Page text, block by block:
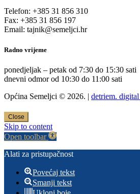
Telefon: +385 31 856 310
Fax: +385 31 856 197
Email: tajnik@semeljci.hr
Radno vrijeme
ponedjeljak – petak od 7:30 do 15:30 sati
dnevni odmor od 10:30 do 11:00 sati
Općina Semeljci © 2026. | detriem.
Close
Skip to content
Open toolbar
Alati za pristupačnost
Povećaj tekst
Smanji tekst